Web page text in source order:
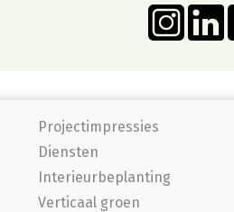
Projectimpressies
Diensten
Interieurbeplanting
Verticaal groen